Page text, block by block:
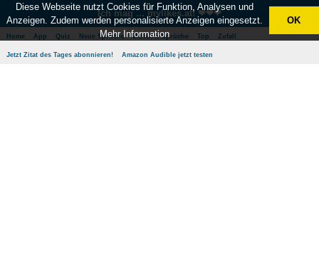
Ich mag ... mylikes.at! ❤❤❤
Home App Quiz Neue Sprüche Beliebte Sprüche Top Zufall
Jetzt Zitat des Tages abonnieren! Amazon Audible jetzt testen
Diese Webseite nutzt Cookies für Funktion, Analysen und
Anzeigen. Zudem werden personalisierte Anzeigen eingesetzt.
Mehr Information
OK